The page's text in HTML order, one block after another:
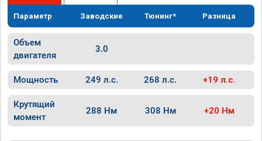
Параметр Заводские Тюнинг* Разница
Объем
двигателя
3.0
Мощность 249 л.с. 268 л.с. +19 л.с.
Крутящий
момент
288 Нм 308 Нм +20 Нм